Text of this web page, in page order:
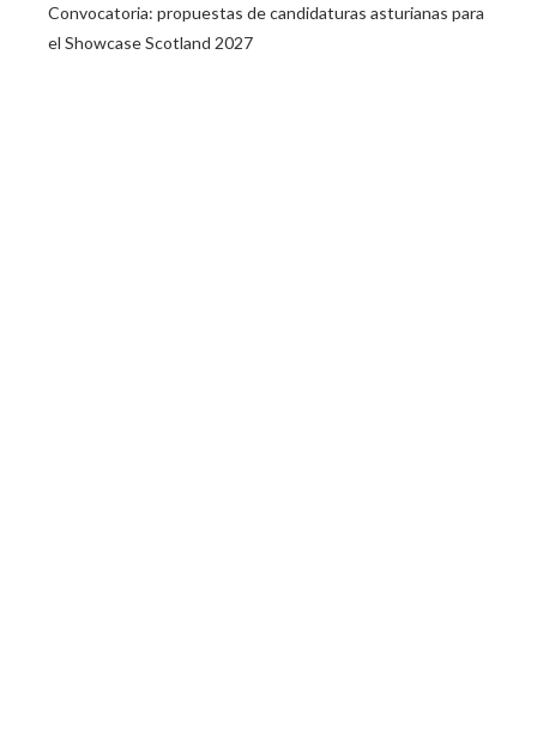
Convocatoria: propuestas de candidaturas asturianas para
el Showcase Scotland 2027